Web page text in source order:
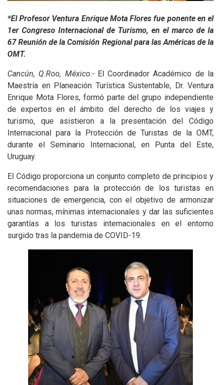
*El Profesor Ventura Enrique Mota Flores fue ponente en el
1er Congreso Internacional de Turismo, en el marco de la
67 Reunión de la Comisión Regional para las Américas de la
OMT.
Cancún, Q.Roo, México.-El Coordinador Académico de la
Maestría en Planeación Turística Sustentable, Dr. Ventura
Enrique Mota Flores, formó parte del grupo independiente
de expertos en el ámbito del derecho de los viajes y
turismo, que asistieron a la presentación del Código
Internacional para la Protección de Turistas de la OMT,
durante el Seminario Internacional, en Punta del Este,
Uruguay.
El Código proporciona un conjunto completo de principios y
recomendaciones para la protección de los turistas en
situaciones de emergencia, con el objetivo de armonizar
unas normas, mínimas internacionales y dar las suficientes
garantías a los turistas internacionales en el entorno
surgido tras la pandemia de COVID-19.